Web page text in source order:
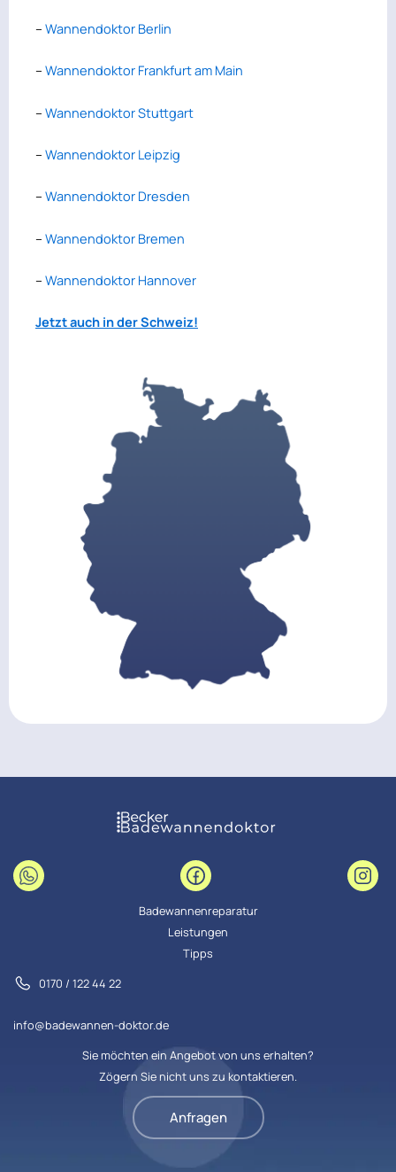
– Wannendoktor Berlin
– Wannendoktor Frankfurt am Main
– Wannendoktor Stuttgart
– Wannendoktor Leipzig
– Wannendoktor Dresden
– Wannendoktor Bremen
– Wannendoktor Hannover
Jetzt auch in derSchweiz!
Badewannenreparatur
Leistungen
Tipps
0170 / 122 44 22
info@badewannen-doktor.de
Sie möchten ein Angebot von uns erhalten?
Zögern Sie nicht uns zu kontaktieren.
Anfragen